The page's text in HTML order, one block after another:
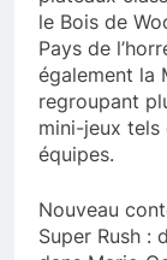
le Bois de
Pays de
également la
regroupant
mini-jeux tels
équipes.
Nouveau
Super Rush :